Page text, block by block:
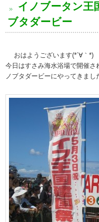
イノブータン王
ブタダービー
おはようございます(*´∀｀*)
今日はすさみ海水浴場で開催さ
ノブタダービーにやってきまし